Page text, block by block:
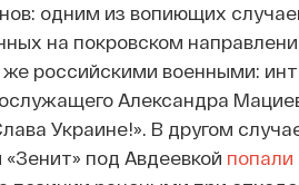
одним из вопиющих
на покровском
российскими военными:
Александра
Украине!». В другом
под Авдеевкой попали